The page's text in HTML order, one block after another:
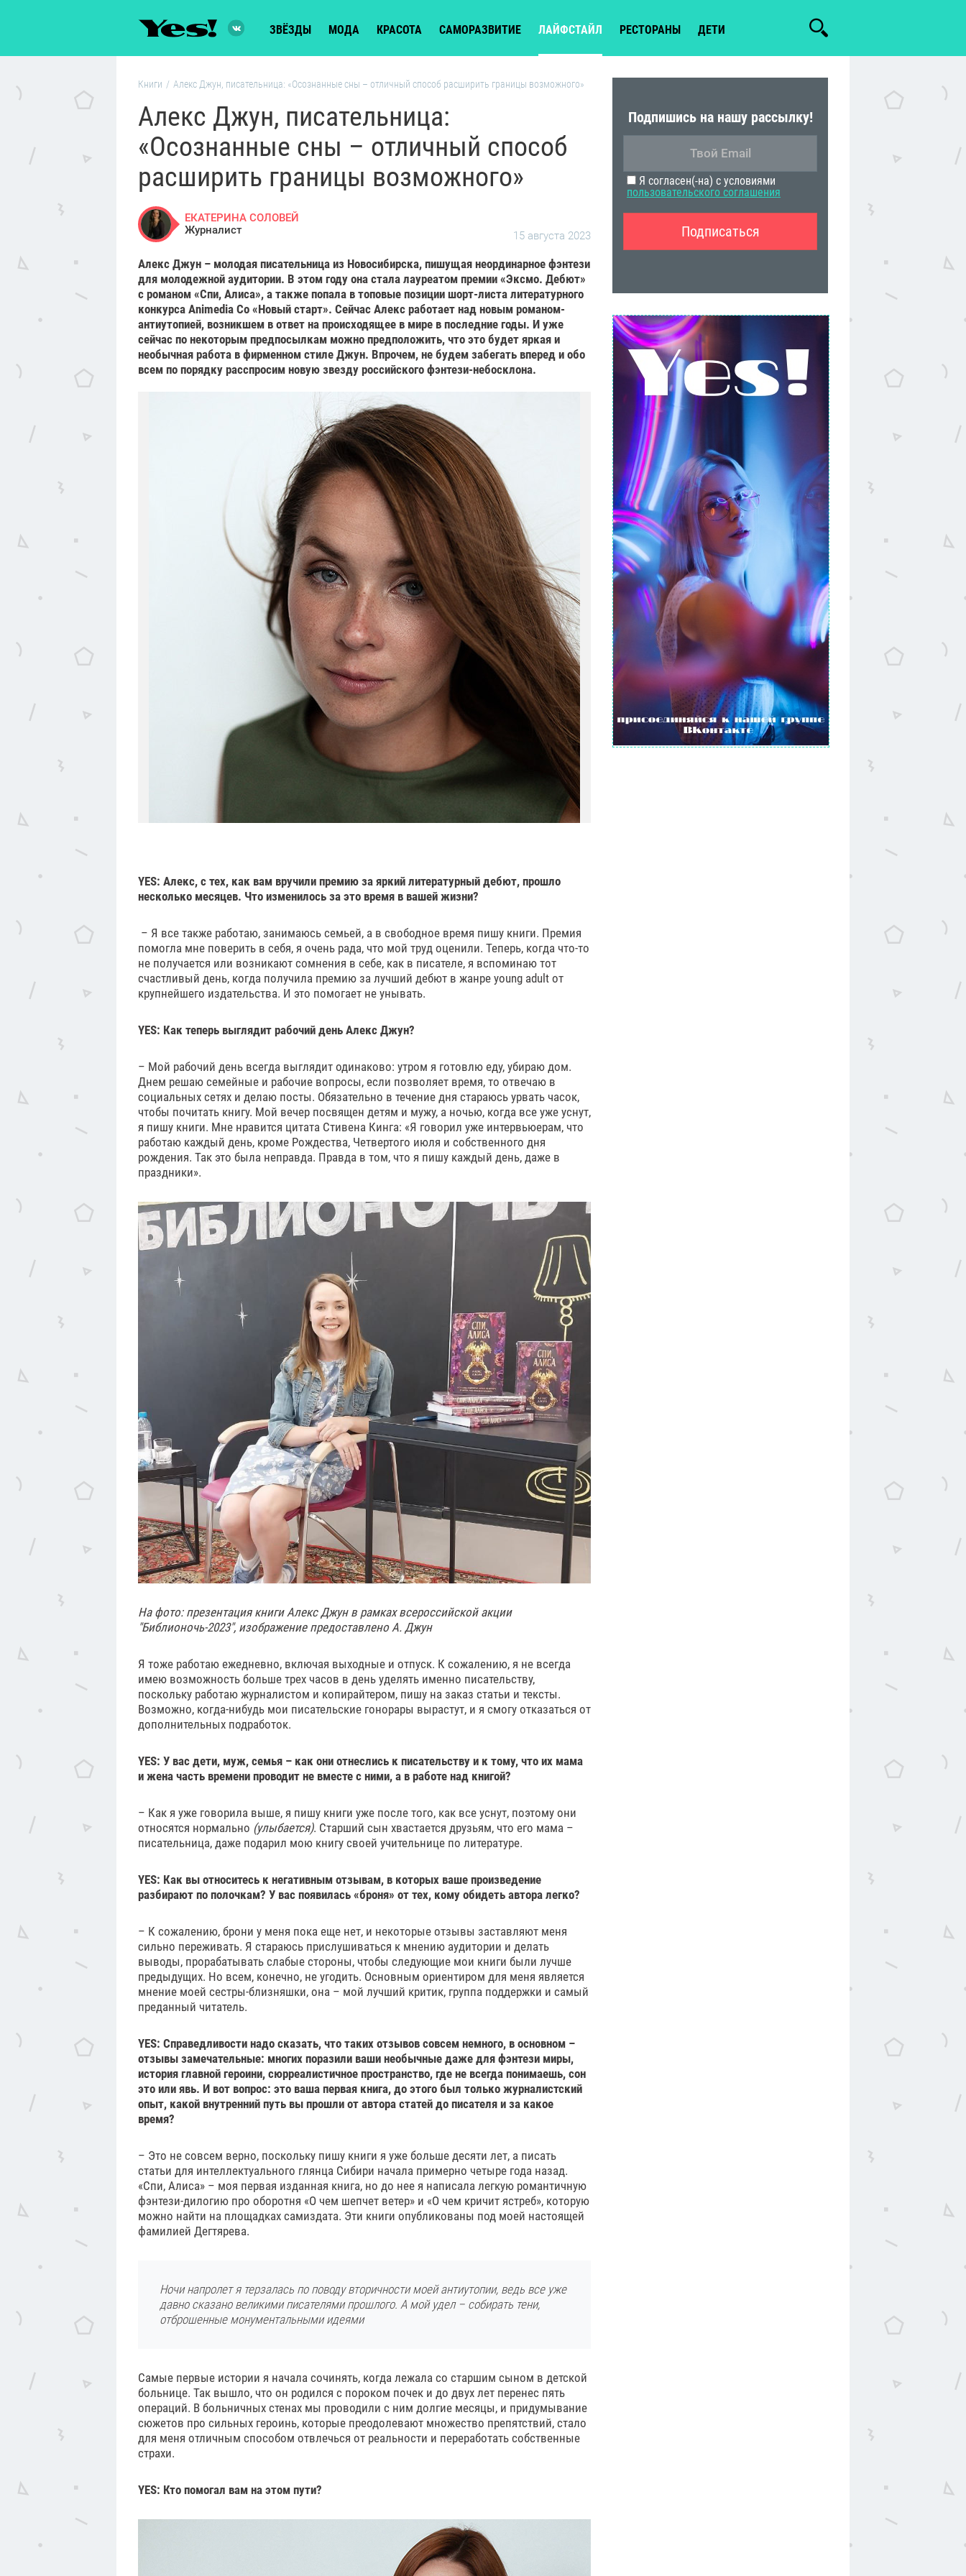
ЗВЁЗДЫ МОДА КРАСОТА САМОРАЗВИТИЕ ЛАЙФСТАЙЛ РЕСТОРАНЫ ДЕТИ
Книги / Алекс Джун, писательница: «Осознанные сны – отличный способ расширить границы возможного»
Алекс Джун, писательница:
«Осознанные сны – отличный способ
расширить границы возможного»
ЕКАТЕРИНА СОЛОВЕЙ
Журналист
15 августа 2023
Алекс Джун – молодая писательница из Новосибирска, пишущая неординарное фэнтези
для молодежной аудитории. В этом году она стала лауреатом премии «Эксмо. Дебют»
с романом «Спи, Алиса», а также попала в топовые позиции шорт-листа литературного
конкурса Animedia Co «Новый старт». Сейчас Алекс работает над новым романом-
антиутопией, возникшем в ответ на происходящее в мире в последние годы. И уже
сейчас по некоторым предпосылкам можно предположить, что это будет яркая и
необычная работа в фирменном стиле Джун. Впрочем, не будем забегать вперед и обо
всем по порядку расспросим новую звезду российского фэнтези-небосклона.
YES: Алекс, с тех, как вам вручили премию за яркий литературный дебют, прошло
несколько месяцев. Что изменилось за это время в вашей жизни?
– Я все также работаю, занимаюсь семьей, а в свободное время пишу книги. Премия
помогла мне поверить в себя, я очень рада, что мой труд оценили. Теперь, когда что-то
не получается или возникают сомнения в себе, как в писателе, я вспоминаю тот
счастливый день, когда получила премию за лучший дебют в жанре young adult от
крупнейшего издательства. И это помогает не унывать.
YES: Как теперь выглядит рабочий день Алекс Джун?
– Мой рабочий день всегда выглядит одинаково: утром я готовлю еду, убираю дом.
Днем решаю семейные и рабочие вопросы, если позволяет время, то отвечаю в
социальных сетях и делаю посты. Обязательно в течение дня стараюсь урвать часок,
чтобы почитать книгу. Мой вечер посвящен детям и мужу, а ночью, когда все уже уснут,
я пишу книги. Мне нравится цитата Стивена Кинга: «Я говорил уже интервьюерам, что
работаю каждый день, кроме Рождества, Четвертого июля и собственного дня
рождения. Так это была неправда. Правда в том, что я пишу каждый день, даже в
праздники».
На фото: презентация книги Алекс Джун в рамках всероссийской акции
"Библионочь-2023", изображение предоставлено А. Джун
Я тоже работаю ежедневно, включая выходные и отпуск. К сожалению, я не всегда
имею возможность больше трех часов в день уделять именно писательству,
поскольку работаю журналистом и копирайтером, пишу на заказ статьи и тексты.
Возможно, когда-нибудь мои писательские гонорары вырастут, и я смогу отказаться от
дополнительных подработок.
YES: У вас дети, муж, семья – как они отнеслись к писательству и к тому, что их мама
и жена часть времени проводит не вместе с ними, а в работе над книгой?
– Как я уже говорила выше, я пишу книги уже после того, как все уснут, поэтому они
относятся нормально (улыбается). Старший сын хвастается друзьям, что его мама –
писательница, даже подарил мою книгу своей учительнице по литературе.
YES: Как вы относитесь к негативным отзывам, в которых ваше произведение
разбирают по полочкам? У вас появилась «броня» от тех, кому обидеть автора легко?
– К сожалению, брони у меня пока еще нет, и некоторые отзывы заставляют меня
сильно переживать. Я стараюсь прислушиваться к мнению аудитории и делать
выводы, прорабатывать слабые стороны, чтобы следующие мои книги были лучше
предыдущих. Но всем, конечно, не угодить. Основным ориентиром для меня является
мнение моей сестры-близняшки, она – мой лучший критик, группа поддержки и самый
преданный читатель.
YES: Справедливости надо сказать, что таких отзывов совсем немного, в основном –
отзывы замечательные: многих поразили ваши необычные даже для фэнтези миры,
история главной героини, сюрреалистичное пространство, где не всегда понимаешь, сон
это или явь. И вот вопрос: это ваша первая книга, до этого был только журналистский
опыт, какой внутренний путь вы прошли от автора статей до писателя и за какое
время?
– Это не совсем верно, поскольку пишу книги я уже больше десяти лет, а писать
статьи для интеллектуального глянца Сибири начала примерно четыре года назад.
«Спи, Алиса» – моя первая изданная книга, но до нее я написала легкую романтичную
фэнтези-дилогию про оборотня «О чем шепчет ветер» и «О чем кричит ястреб», которую
можно найти на площадках самиздата. Эти книги опубликованы под моей настоящей
фамилией Дегтярева.
Ночи напролет я терзалась по поводу вторичности моей антиутопии, ведь все уже
давно сказано великими писателями прошлого. А мой удел – собирать тени,
отброшенные монументальными идеями
Самые первые истории я начала сочинять, когда лежала со старшим сыном в детской
больнице. Так вышло, что он родился с пороком почек и до двух лет перенес пять
операций. В больничных стенах мы проводили с ним долгие месяцы, и придумывание
сюжетов про сильных героинь, которые преодолевают множество препятствий, стало
для меня отличным способом отвлечься от реальности и переработать собственные
страхи.
YES: Кто помогал вам на этом пути?
Подпишись на нашу рассылку!
Я согласен(-на) с условиями
пользовательского соглашения